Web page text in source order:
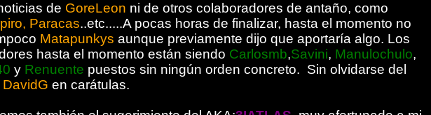
de GoreLeon ni de otros colaboradores de antaño, como
Paracas..etc.....A pocas horas de finalizar, hasta el momento no
Matapunkys aunque previamente dijo que aportaría algo. Los
hasta el momento están siendo Carlosmb,Savini, Manulochulo,
y Renuente puestos sin ningún orden concreto. Sin olvidarse del
DavidG en carátulas.